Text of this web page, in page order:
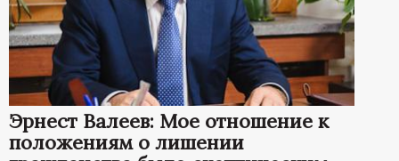
Эрнест Валеев: Мое отношение к
положениям о лишении